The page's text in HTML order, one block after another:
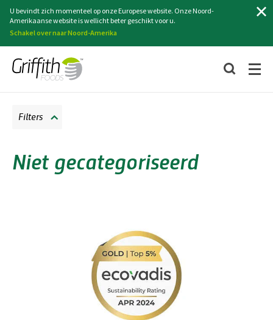
U bevindt zich momenteel op onze Europese website. Onze Noord-
Amerikaanse website is wellicht beter geschikt voor u.
Schakel over naar Noord-Amerika
Niet gecategoriseerd
Filters